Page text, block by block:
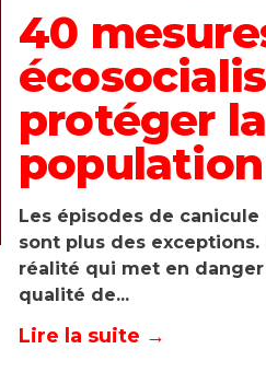
40
protéger la
population
Les épisodes de
sont plus des
réalité qui met en
qualité de...
Lire la suite →